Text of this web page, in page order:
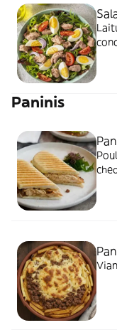
Paninis